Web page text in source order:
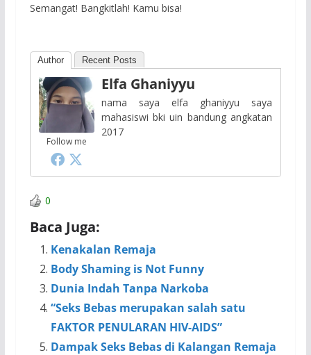
Semangat! Bangkitlah! Kamu bisa!
Author Recent Posts
Follow me
Elfa Ghaniyyu
nama saya elfa ghaniyyu saya
mahasiswi bki uin bandung angkatan
2017
0
Baca Juga:
Kenakalan Remaja
Body Shaming is Not Funny
Dunia Indah Tanpa Narkoba
“Seks Bebas merupakan salah satu
FAKTOR PENULARAN HIV-AIDS”
Dampak Seks Bebas di Kalangan Remaja